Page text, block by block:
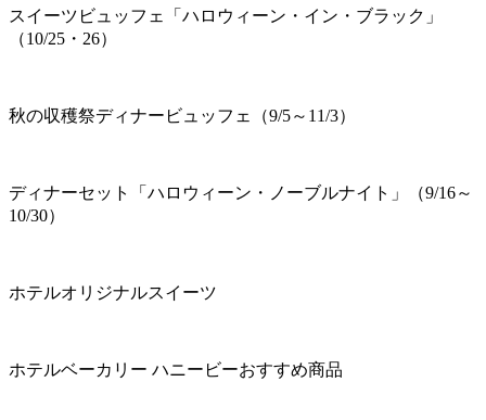
スイーツビュッフェ「ハロウィーン・イン・ブラック」
（10/25・26）
秋の収穫祭ディナービュッフェ（9/5～11/3）
ディナーセット「ハロウィーン・ノーブルナイト」（9/16～
10/30）
ホテルオリジナルスイーツ
ホテルベーカリー ハニービーおすすめ商品